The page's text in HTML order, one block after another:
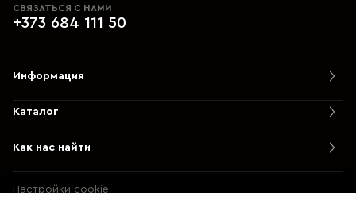
СВЯЗАТЬСЯ С НАМИ
+373 684 111 50
Информация
Каталог
Как нас найти
Настройки cookie